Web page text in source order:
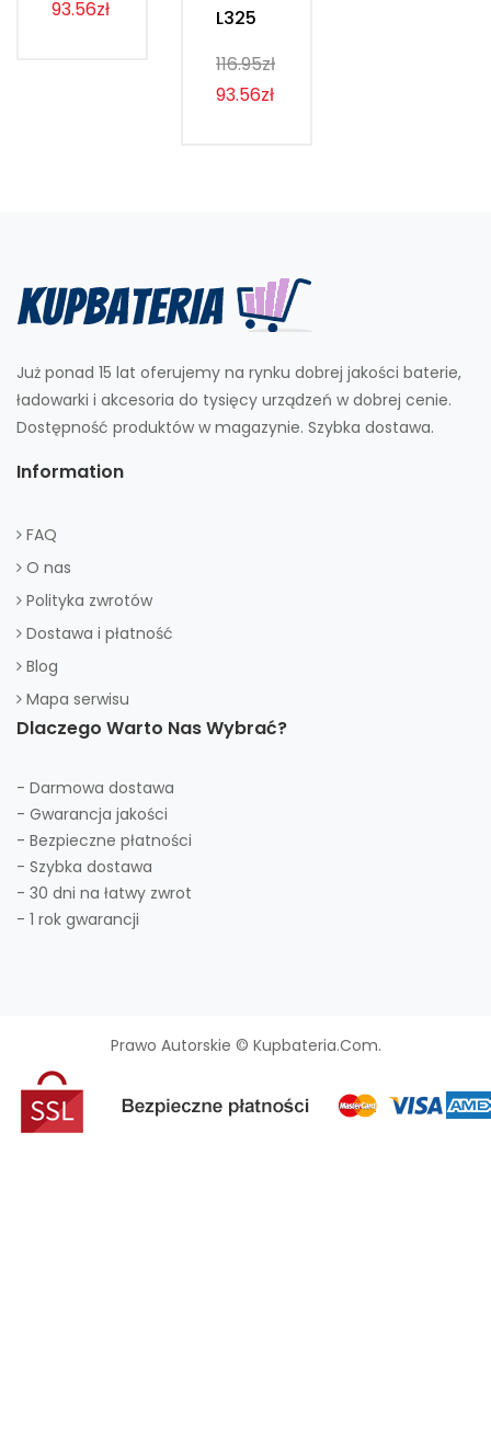
93.56zł
L325
116.95zł
93.56zł
Już ponad 15 lat oferujemy na rynku dobrej jakości baterie,
ładowarki i akcesoria do tysięcy urządzeń w dobrej cenie.
Dostępność produktów w magazynie. Szybka dostawa.
Information
FAQ
O nas
Polityka zwrotów
Dostawa i płatność
Blog
Mapa serwisu
Dlaczego Warto Nas Wybrać?
- Darmowa dostawa
- Gwarancja jakości
- Bezpieczne płatności
- Szybka dostawa
- 30 dni na łatwy zwrot
- 1 rok gwarancji
Prawo Autorskie © Kupbateria.com.